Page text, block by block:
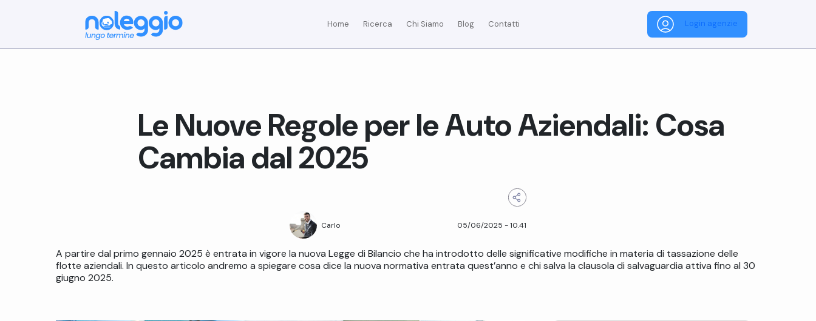
Home Ricerca Chi Siamo Blog Contatti Login agenzie
Le Nuove Regole per le Auto Aziendali: Cosa
Cambia dal 2025
Carlo 05/06/2025 -10.41
A partire dal primo gennaio 2025 è entrata in vigore la nuova Legge di Bilancio che ha introdotto delle significative modifiche in materia di tassazione delle
flotte aziendali. In questo articolo andremo a spiegare cosa dice la nuova normativa entrata quest’anno e chi salva la clausola di salvaguardia attiva fino al 30
giugno 2025.